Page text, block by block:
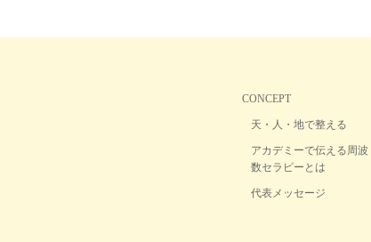
CONCEPT
天・人・地で整える
アカデミーで伝える周波
数セラピーとは
代表メッセージ